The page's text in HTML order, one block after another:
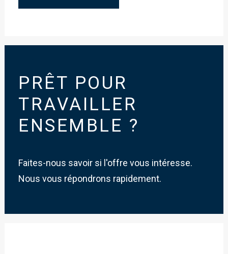
PRÊT POUR
TRAVAILLER
ENSEMBLE ?
Faites-nous savoir si l'offre vous intéresse.
Nous vous répondrons rapidement.